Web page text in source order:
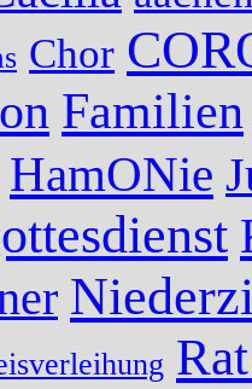
Chor
Familien
HamONie